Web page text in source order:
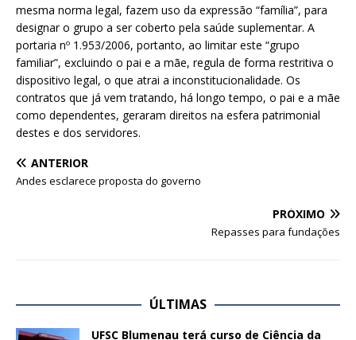
mesma norma legal, fazem uso da expressão “família”, para
designar o grupo a ser coberto pela saúde suplementar. A
portaria nº 1.953/2006, portanto, ao limitar este “grupo
familiar”, excluindo o pai e a mãe, regula de forma restritiva o
dispositivo legal, o que atrai a inconstitucionalidade. Os
contratos que já vem tratando, há longo tempo, o pai e a mãe
como dependentes, geraram direitos na esfera patrimonial
destes e dos servidores.
ANTERIOR
Andes esclarece proposta do governo
PRÓXIMO
Repasses para fundações
ÚLTIMAS
UFSC Blumenau terá curso de Ciência da